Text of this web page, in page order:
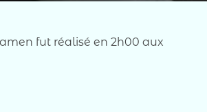
fut réalisé en 2h00 aux